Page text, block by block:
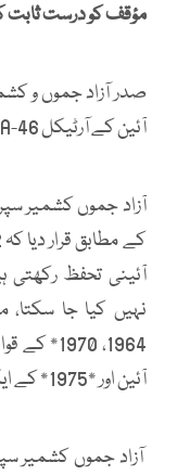
مؤقف کو درست ثابت
صدر آزاد جموں و
آئین کے آرٹیکل 46-A کے تحت صدارتی ریفرنس دائر کیا گیا۔
آئینی تحفظ رکھتی
آئین اور *1975* کے ایکٹ سے جڑی ہوئی ہیں۔
آزاد جموں کشمیر